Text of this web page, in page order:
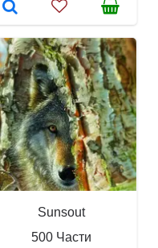
Sunsout
500 Части